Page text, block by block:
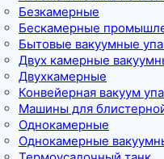
Безкамерные
Бескамерные
Бытовые вакуумные
Двух камерные
Двухкамерные
Конвейерная вакуум
Машины для
Однокамерные
Однокамерные